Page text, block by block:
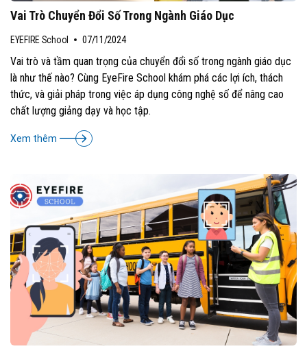
Vai Trò Chuyển Đổi Số Trong Ngành Giáo Dục
EYEFIRE School 07/11/2024
Vai trò và tầm quan trọng của chuyển đổi số trong ngành giáo dục
là như thế nào? Cùng EyeFire School khám phá các lợi ích, thách
thức, và giải pháp trong việc áp dụng công nghệ số để nâng cao
chất lượng giảng dạy và học tập.
Xem thêm